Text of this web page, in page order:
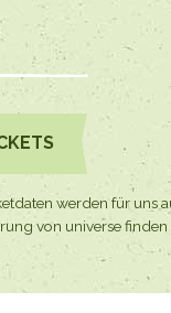
werden für uns
von universe finden